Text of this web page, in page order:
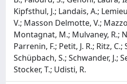
Kipfsthul, J.; Landais, A.;
V.; Masson Delmotte, V.;
Montagnat, M.; Mulvaney, R.;
Parrenin, F.; Petit, J. R.; Ritz,
Schüpbach, S.; Schwander, J.;
Stocker, T.; Udisti, R.